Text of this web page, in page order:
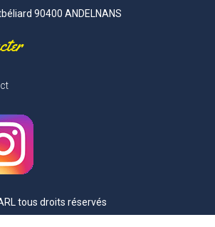
90400 ANDELNANS
tous droits réservés